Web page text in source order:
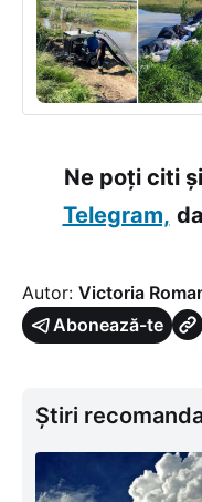
Ne poți citi
Telegram,
Autor: Victoria
Abonează-te
Știri